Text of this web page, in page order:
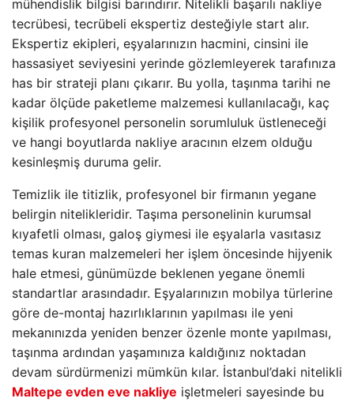
mühendislik bilgisi barındırır. Nitelikli başarılı nakliye
tecrübesi, tecrübeli ekspertiz desteğiyle start alır.
Ekspertiz ekipleri, eşyalarınızın hacmini, cinsini ile
hassasiyet seviyesini yerinde gözlemleyerek tarafınıza
has bir strateji planı çıkarır. Bu yolla, taşınma tarihi ne
kadar ölçüde paketleme malzemesi kullanılacağı, kaç
kişilik profesyonel personelin sorumluluk üstleneceği
ve hangi boyutlarda nakliye aracının elzem olduğu
kesinleşmiş duruma gelir.
Temizlik ile titizlik, profesyonel bir firmanın yegane
belirgin nitelikleridir. Taşıma personelinin kurumsal
kıyafetli olması, galoş giymesi ile eşyalarla vasıtasız
temas kuran malzemeleri her işlem öncesinde hijyenik
hale etmesi, günümüzde beklenen yegane önemli
standartlar arasındadır. Eşyalarınızın mobilya türlerine
göre de-montaj hazırlıklarının yapılması ile yeni
mekanınızda yeniden benzer özenle monte yapılması,
taşınma ardından yaşamınıza kaldığınız noktadan
devam sürdürmenizi mümkün kılar. İstanbul’daki nitelikli
Maltepe evden eve nakliye işletmeleri sayesinde bu